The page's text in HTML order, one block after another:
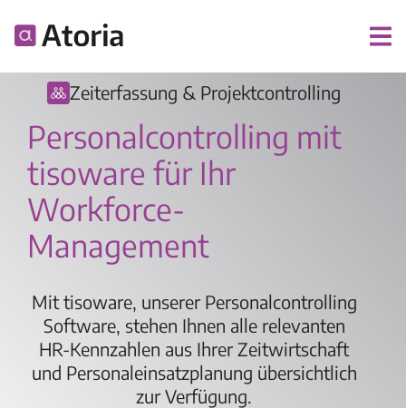
Zeiterfassung & Projektcontrolling
Personalcontrolling mit
tisoware für Ihr
Workforce-
Management
Mit tisoware, unserer Personalcontrolling
Software, stehen Ihnen alle relevanten
HR-Kennzahlen aus Ihrer Zeitwirtschaft
und Personaleinsatzplanung übersichtlich
zur Verfügung.